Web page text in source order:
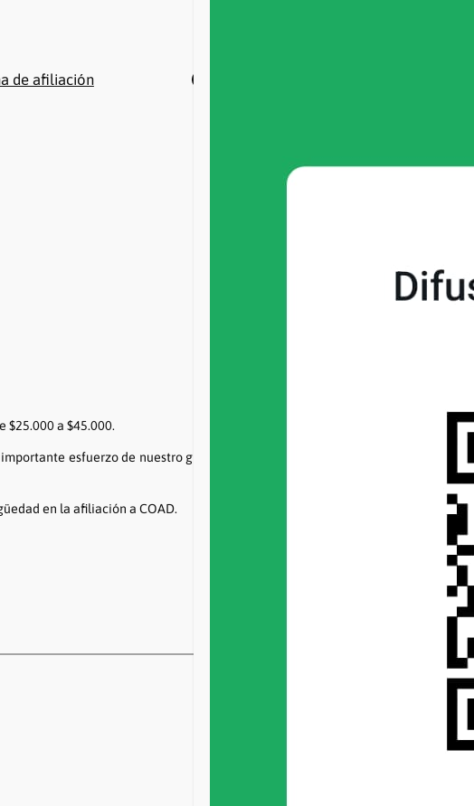
de afiliación Facebook
$25.000 a $45.000.
esfuerzo de nuestro gremio ya que, como todxs sabemos, los ingresos
en la afiliación a COAD.